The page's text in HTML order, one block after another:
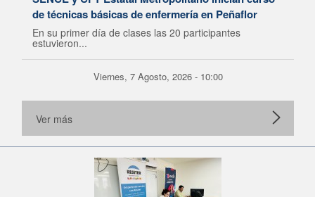
de técnicas básicas de enfermería en Peñaflor
En su primer día de clases las 20 participantes
estuvieron...
Viernes, 7 Agosto, 2026 - 10:00
Ver más